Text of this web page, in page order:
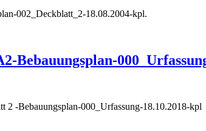
002_Deckblatt_2-18.08.2004-kpl.
Bebauungsplan-
2 -Bebauungsplan-000_Urfassung-18.10.2018-kpl